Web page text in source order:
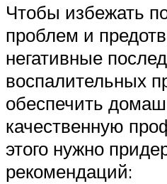
Чтобы избежать
проблем и
негативные
воспалительных
обеспечить
качественную
этого нужно
рекомендаций: